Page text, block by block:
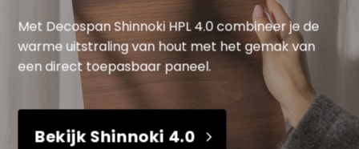
Met Decospan Shinnoki HPL 4.0 combineer je de
warme uitstraling van hout met het gemak van
een direct toepasbaar paneel.
Bekijk Shinnoki 4.0